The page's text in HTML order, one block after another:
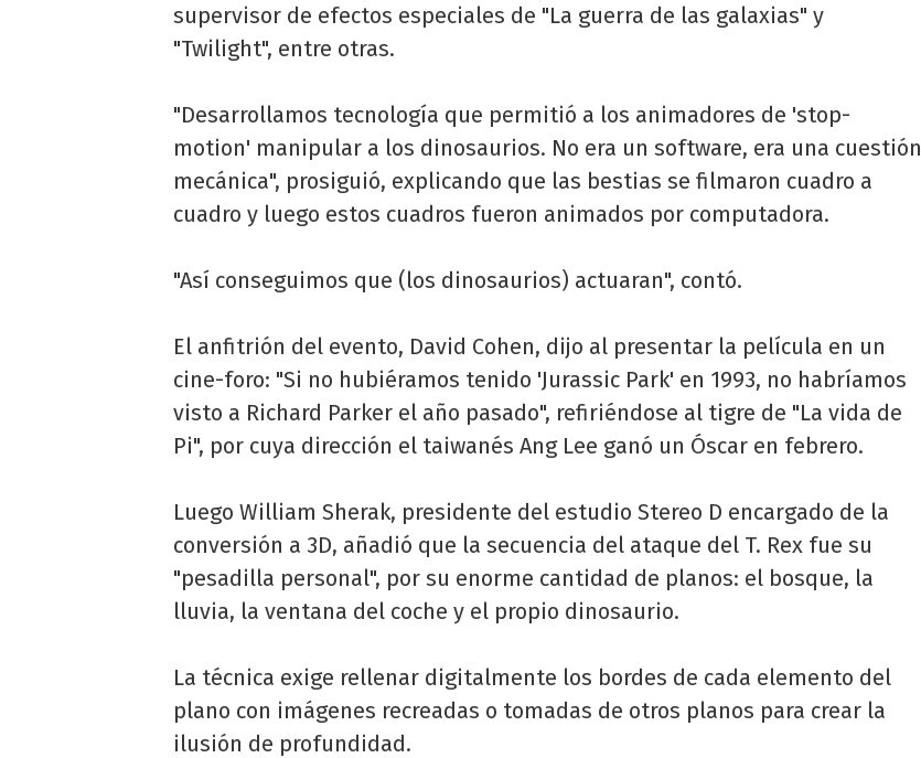
supervisor de efectos especiales de "La guerra de las galaxias" y
"Twilight", entre otras.
"Desarrollamos tecnología que permitió a los animadores de 'stop-
motion' manipular a los dinosaurios. No era un software, era una cuestión
mecánica", prosiguió, explicando que las bestias se filmaron cuadro a
cuadro y luego estos cuadros fueron animados por computadora.
"Así conseguimos que (los dinosaurios) actuaran", contó.
El anfitrión del evento, David Cohen, dijo al presentar la película en un
cine-foro: "Si no hubiéramos tenido 'Jurassic Park' en 1993, no habríamos
visto a Richard Parker el año pasado", refiriéndose al tigre de "La vida de
Pi", por cuya dirección el taiwanés Ang Lee ganó un Óscar en febrero.
Luego William Sherak, presidente del estudio Stereo D encargado de la
conversión a 3D, añadió que la secuencia del ataque del T. Rex fue su
"pesadilla personal", por su enorme cantidad de planos: el bosque, la
lluvia, la ventana del coche y el propio dinosaurio.
La técnica exige rellenar digitalmente los bordes de cada elemento del
plano con imágenes recreadas o tomadas de otros planos para crear la
ilusión de profundidad.